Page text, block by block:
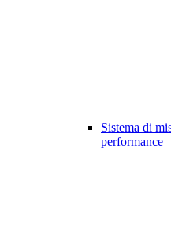
Sistema di
performance